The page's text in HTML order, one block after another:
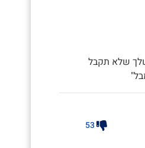
שלא תקבל
53